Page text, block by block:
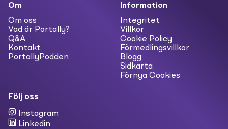
Om
Om oss
Vad är Portally?
Q&A
Kontakt
PortallyPodden
Information
Integritet
Villkor
Cookie Policy
Förmedlingsvillkor
Blogg
Sidkarta
Förnya Cookies
Följ oss
Instagram
Linkedin